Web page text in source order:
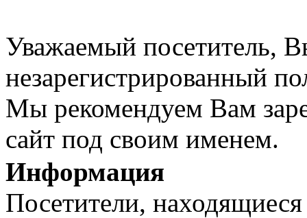
Уважаемый посетитель,
незарегистрированный
Мы рекомендуем Вам
сайт под своим именем.
Информация
Посетители,